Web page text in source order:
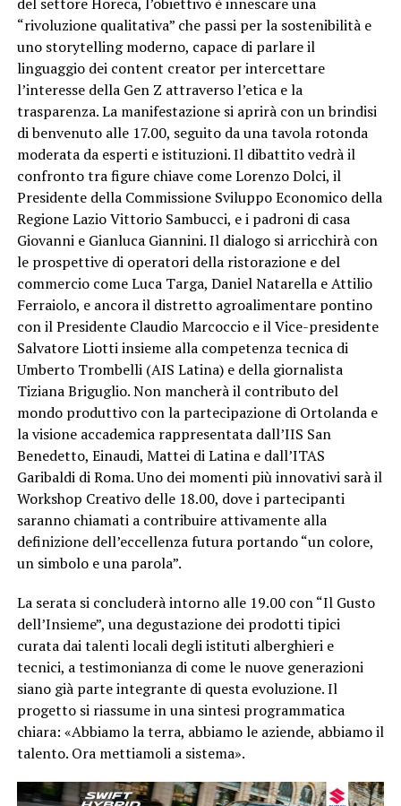
“rivoluzione qualitativa” che passi per la sostenibilità e
uno storytelling moderno, capace di parlare il
linguaggio dei content creator per intercettare
l’interesse della Gen Z attraverso l’etica e la
trasparenza. La manifestazione si aprirà con un brindisi
di benvenuto alle 17.00, seguito da una tavola rotonda
moderata da esperti e istituzioni. Il dibattito vedrà il
confronto tra figure chiave come Lorenzo Dolci, il
Presidente della Commissione Sviluppo Economico della
Regione Lazio Vittorio Sambucci, e i padroni di casa
Giovanni e Gianluca Giannini. Il dialogo si arricchirà con
le prospettive di operatori della ristorazione e del
commercio come Luca Targa, Daniel Natarella e Attilio
Ferraiolo, e ancora il distretto agroalimentare pontino
con il Presidente Claudio Marcoccio e il Vice-presidente
Salvatore Liotti insieme alla competenza tecnica di
Umberto Trombelli (AIS Latina) e della giornalista
Tiziana Briguglio. Non mancherà il contributo del
mondo produttivo con la partecipazione di Ortolanda e
la visione accademica rappresentata dall’IIS San
Benedetto, Einaudi, Mattei di Latina e dall’ITAS
Garibaldi di Roma. Uno dei momenti più innovativi sarà il
Workshop Creativo delle 18.00, dove i partecipanti
saranno chiamati a contribuire attivamente alla
definizione dell’eccellenza futura portando “un colore,
un simbolo e una parola”.
La serata si concluderà intorno alle 19.00 con “Il Gusto
dell’Insieme”, una degustazione dei prodotti tipici
curata dai talenti locali degli istituti alberghieri e
tecnici, a testimonianza di come le nuove generazioni
siano già parte integrante di questa evoluzione. Il
progetto si riassume in una sintesi programmatica
chiara: «Abbiamo la terra, abbiamo le aziende, abbiamo il
talento. Ora mettiamoli a sistema».